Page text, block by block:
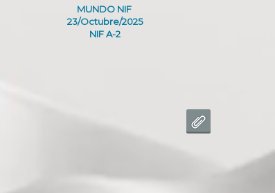
MUNDO NIF
23/Octubre/2025
NIF A-2